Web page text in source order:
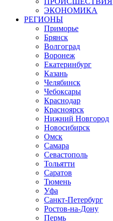
ЭКОНОМИКА
РЕГИОНЫ
Приморье
Брянск
Волгоград
Воронеж
Екатеринбург
Казань
Челябинск
Чебоксары
Краснодар
Красноярск
Нижний Новгород
Новосибирск
Омск
Самара
Севастополь
Тольятти
Саратов
Тюмень
Уфа
Санкт-Петербург
Ростов-на-Дону
Пермь